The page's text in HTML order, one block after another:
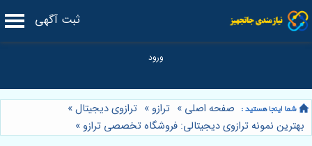
ثبت آگهی
صفحه اصلی » ترازو » ترازوی دیجیتال»
بهترین نمونه ترازوی دیجیتالی: فروشگاه تخصصی ترازو »